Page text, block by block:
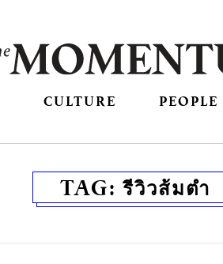
CULTURE PEOPLE
TAG:รีวิวส้มตำ